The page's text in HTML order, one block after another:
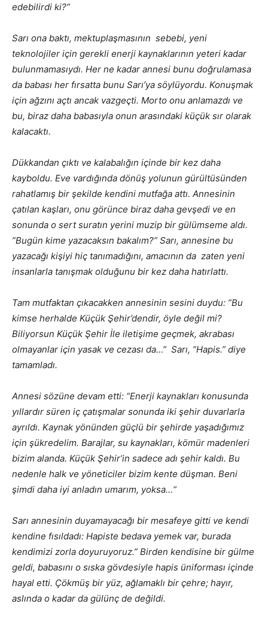
edebilirdi ki?”
Sarı ona baktı, mektuplaşmasının sebebi, yeni
teknolojiler için gerekli enerji kaynaklarının yeteri kadar
bulunmamasıydı. Her ne kadar annesi bunu doğrulamasa
da babası her fırsatta bunu Sarı’ya söylüyordu. Konuşmak
için ağzını açtı ancak vazgeçti. Morto onu anlamazdı ve
bu, biraz daha babasıyla onun arasındaki küçük sır olarak
kalacaktı.
Dükkandan çıktı ve kalabalığın içinde bir kez daha
kayboldu. Eve vardığında dönüş yolunun gürültüsünden
rahatlamış bir şekilde kendini mutfağa attı. Annesinin
çatılan kaşları, onu görünce biraz daha gevşedi ve en
sonunda o sert suratın yerini muzip bir gülümseme aldı.
”Bugün kime yazacaksın bakalım?” Sarı, annesine bu
yazacağı kişiyi hiç tanımadığını, amacının da zaten yeni
insanlarla tanışmak olduğunu bir kez daha hatırlattı.
Tam mutfaktan çıkacakken annesinin sesini duydu: ”Bu
kimse herhalde Küçük Şehir’dendir, öyle değil mi?
Biliyorsun Küçük Şehir İle iletişime geçmek, akrabası
olmayanlar için yasak ve cezası da…” Sarı, ”Hapis.” diye
tamamladı.
Annesi sözüne devam etti: “Enerji kaynakları konusunda
yıllardır süren iç çatışmalar sonunda iki şehir duvarlarla
ayrıldı. Kaynak yönünden güçlü bir şehirde yaşadığımız
için şükredelim. Barajlar, su kaynakları, kömür madenleri
bizim alanda. Küçük Şehir’in sadece adı şehir kaldı. Bu
nedenle halk ve yöneticiler bizim kente düşman. Beni
şimdi daha iyi anladın umarım, yoksa…“
Sarı annesinin duyamayacağı bir mesafeye gitti ve kendi
kendine fısıldadı: Hapiste bedava yemek var, burada
kendimizi zorla doyuruyoruz.” Birden kendisine bir gülme
geldi, babasını o sıska gövdesiyle hapis üniforması içinde
hayal etti. Çökmüş bir yüz, ağlamaklı bir çehre; hayır,
aslında o kadar da gülünç de değildi.